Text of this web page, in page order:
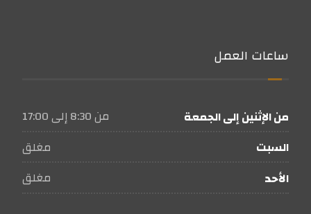
ساعات العمل
من الإثنين إلى الجمعة
من 8:30 إلى 17:00
السبت
مغلق
الأحد
مغلق